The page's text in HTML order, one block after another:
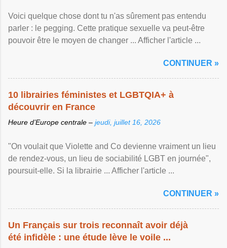
Voici quelque chose dont tu n'as sûrement pas entendu
parler : le pegging. Cette pratique sexuelle va peut-être
pouvoir être le moyen de changer ... Afficher l'article ...
CONTINUER »
10 librairies féministes et LGBTQIA+ à
découvrir en France
Heure d’Europe centrale – jeudi, juillet 16, 2026
"On voulait que Violette and Co devienne vraiment un lieu
de rendez-vous, un lieu de sociabilité LGBT en journée",
poursuit-elle. Si la librairie ... Afficher l'article ...
CONTINUER »
Un Français sur trois reconnaît avoir déjà
été infidèle : une étude lève le voile ...